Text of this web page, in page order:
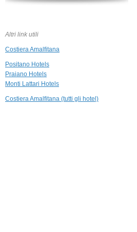
Palazzo Marzoli
Altri link utili
Costiera Amalfitana
Positano Hotels
Praiano Hotels
Monti Lattari Hotels
Costiera Amalfitana (tutti gli hotel)